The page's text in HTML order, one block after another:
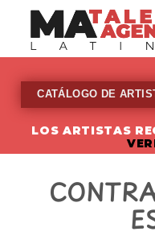
content
CATÁLOGO DE
LOS ARTISTAS